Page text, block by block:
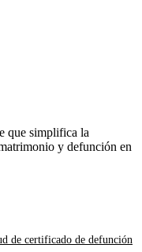
que simplifica la
y defunción en
de certificado de defunción